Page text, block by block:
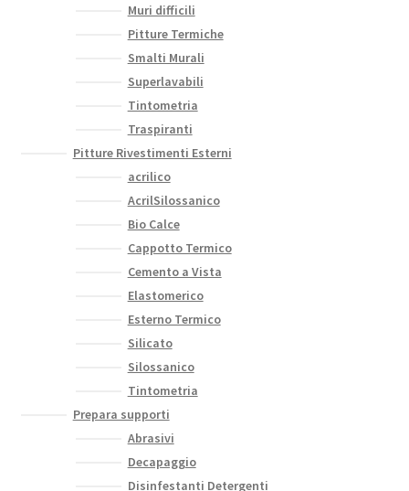
Muri difficili
Pitture Termiche
Smalti Murali
Superlavabili
Tintometria
Traspiranti
Pitture Rivestimenti Esterni
acrilico
AcrilSilossanico
Bio Calce
Cappotto Termico
Cemento a Vista
Elastomerico
Esterno Termico
Silicato
Silossanico
Tintometria
Prepara supporti
Abrasivi
Decapaggio
Disinfestanti Detergenti